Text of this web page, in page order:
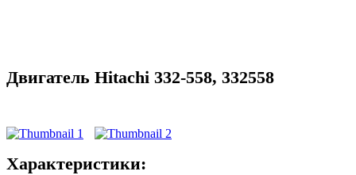
Двигатель Hitachi 332-558, 332558
Характеристики: